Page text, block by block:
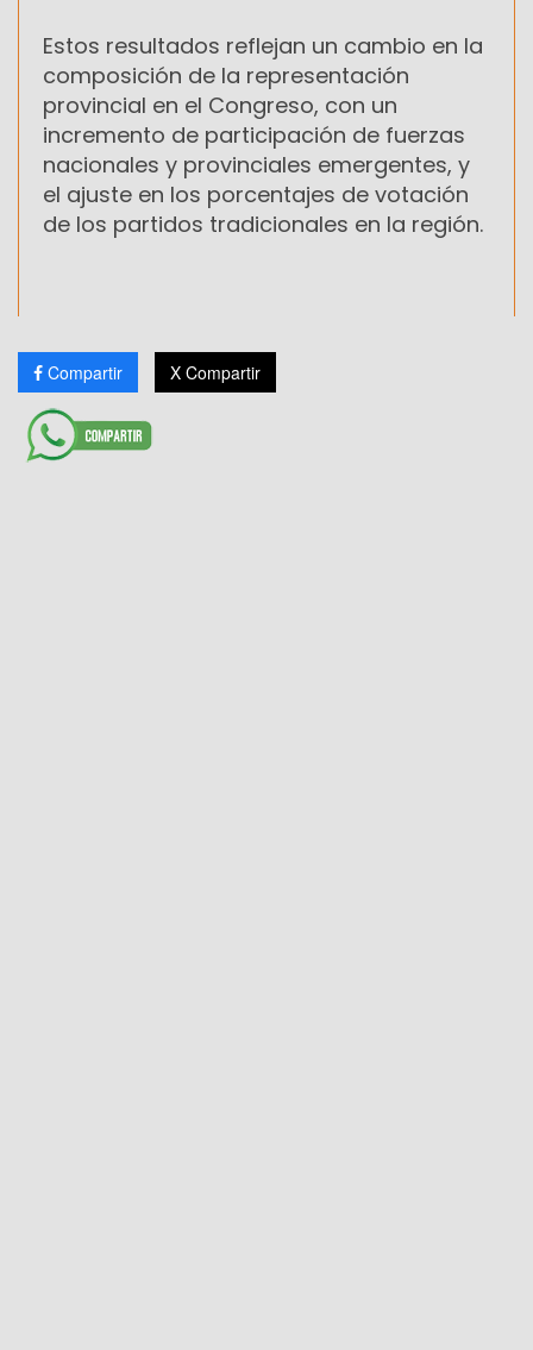
Estos resultados reflejan un cambio en la
composición de la representación
provincial en el Congreso, con un
incremento de participación de fuerzas
nacionales y provinciales emergentes, y
el ajuste en los porcentajes de votación
de los partidos tradicionales en la región.
Compartir X Compartir